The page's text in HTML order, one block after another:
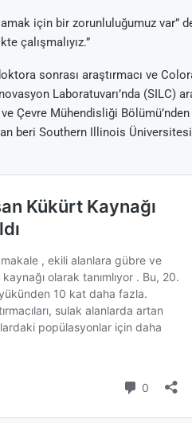
için bir zorunluluğumuz var”
çalışmalıyız.”
sonrası araştırmacı ve
Laboratuvarı’nda (SILC)
Çevre Mühendisliği Bölümü’nden
beri Southern Illinois